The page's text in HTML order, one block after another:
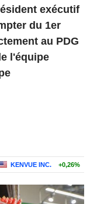
exécutif
du 1er
au PDG
l'équipe
KENVUE INC. +0,26%